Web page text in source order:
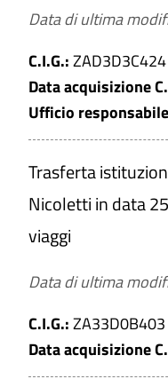
Data di ultima
C.I.G.:ZAD3D3C424
Data acquisizione
Ufficio
Trasferta
Nicoletti in data
viaggi
Data di ultima
C.I.G.:ZA33D0B403
Data acquisizione